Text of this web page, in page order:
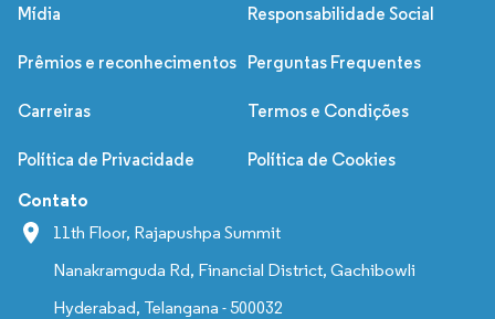
Mídia Responsabilidade Social
Prêmios e reconhecimentos Perguntas Frequentes
Carreiras Termos e Condições
Política de Privacidade Política de Cookies
Contato
11th Floor, Rajapushpa Summit
Nanakramguda Rd, Financial District, Gachibowli
Hyderabad, Telangana - 500032